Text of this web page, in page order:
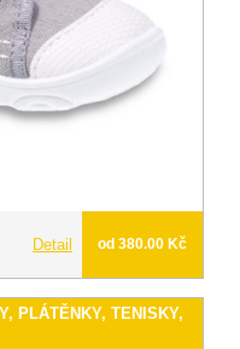
Detail od 380.00 Kč
PLÁTĚNKY, TENISKY,